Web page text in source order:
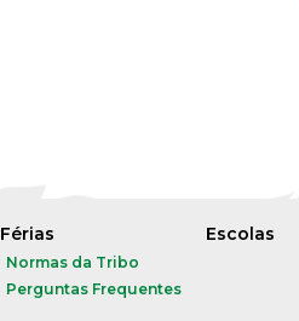
Férias
Normas da Tribo
Perguntas Frequentes
Escolas